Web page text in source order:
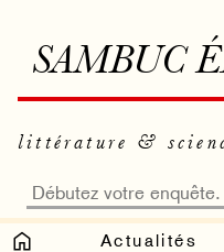
SAMBUC
littérature &
Actualités